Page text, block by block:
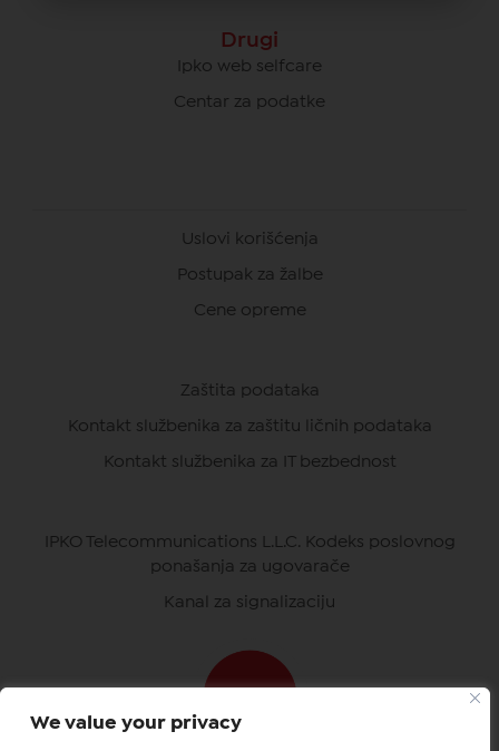
We value your privacy
Drugi
Ipko web selfcare
Centar za podatke
Uslovi korišćenja
Postupak za žalbe
Cene opreme
Zaštita podataka
Kontakt službenika za zaštitu ličnih podataka
Kontakt službenika za IT bezbednost
IPKO Telecommunications L.L.C. Kodeks poslovnog
ponašanja za ugovarače
Kanal za signalizaciju